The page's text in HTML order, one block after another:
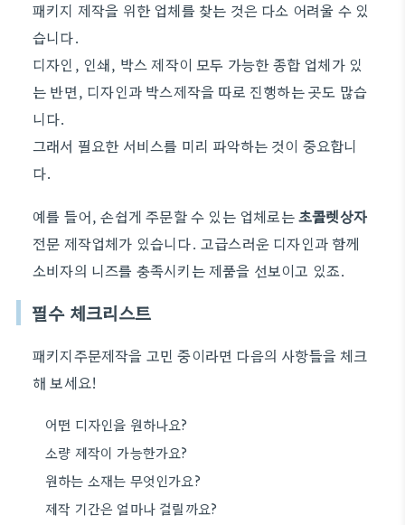
패키지 제작을 위한 업체를 찾는 것은 다소 어려울 수 있
습니다.
디자인, 인쇄, 박스 제작이 모두 가능한 종합 업체가 있
는 반면, 디자인과 박스제작을 따로 진행하는 곳도 많습
니다.
그래서 필요한 서비스를 미리 파악하는 것이 중요합니
다.
예를 들어, 손쉽게 주문할 수 있는 업체로는초콜렛상자
전문 제작업체가 있습니다. 고급스러운 디자인과 함께
소비자의 니즈를 충족시키는 제품을 선보이고 있죠.
필수 체크리스트
패키지주문제작을 고민 중이라면 다음의 사항들을 체크
해 보세요!
어떤 디자인을 원하나요?
소량 제작이 가능한가요?
원하는 소재는 무엇인가요?
제작 기간은 얼마나 걸릴까요?